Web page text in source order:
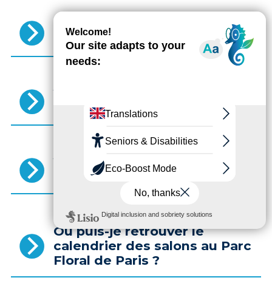
Puis-je pique-niquer dans le
Parc Floral de Paris ?
Y a-t-il des restaurants dans
le Parc Floral de Paris ?
Y a-t-il des toilettes publiques
dans le Parc Floral de Paris ?
Où puis-je retrouver le
calendrier des salons au Parc
Floral de Paris ?